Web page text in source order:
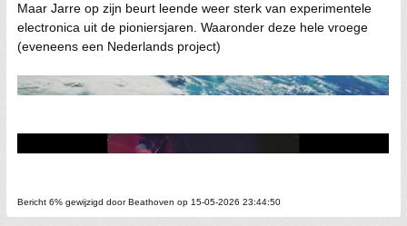
Maar Jarre op zijn beurt leende weer sterk van experimentele
electronica uit de pioniersjaren. Waaronder deze hele vroege
(eveneens een Nederlands project)
Bericht 6% gewijzigd door Beathoven op 15-05-2026 23:44:50